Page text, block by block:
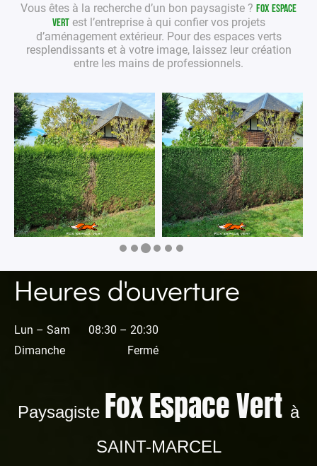
Vous êtes à la recherche d’un bon paysagiste ? Fox Espace
Vertest l’entreprise à qui confier vos projets
d’aménagement extérieur. Pour des espaces verts
resplendissants et à votre image, laissez leur création
entre les mains de professionnels.
Heures d'ouverture
Lun – Sam
08:30 – 20:30
Dimanche
Fermé
Paysagiste Fox Espace Vert à
SAINT-MARCEL